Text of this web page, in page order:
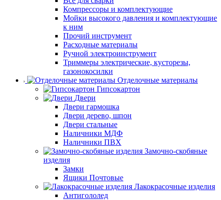
Компрессоры и комплектующие
Мойки высокого давления и комплектующие
к ним
Прочий инструмент
Расходные материалы
Ручной электроинструмент
Триммеры электрические, кусторезы,
газонокосилки
Отделочные материалы
Гипсокартон
Двери
Двери гармошка
Двери дерево, шпон
Двери стальные
Наличники МДФ
Наличники ПВХ
Замочно-скобяные
изделия
Замки
Ящики Почтовые
Лакокрасочные изделия
Антигололед